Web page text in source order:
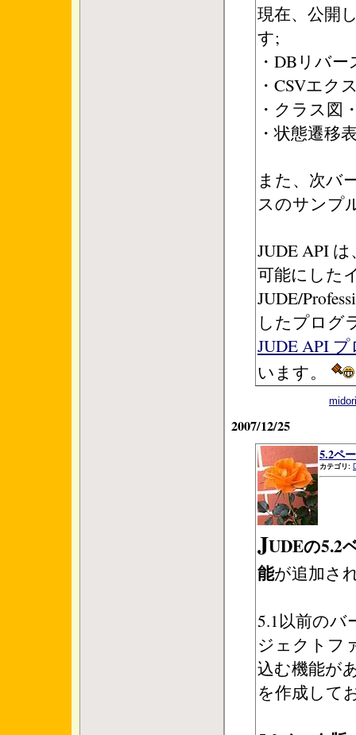
現在、公開
す;
・DBリバー
・CSVエク
・クラス図
・状態遷移
また、次バ
スのサンプ
JUDE API
可能にした
JUDE/
したプログ
JUDE API
います。
2007/12/25
5.2ペ
カテゴリ:
JUDEの5.2
能が追加さ
5.1以前のバ
ジェクトフ
込む機能が
を作成して